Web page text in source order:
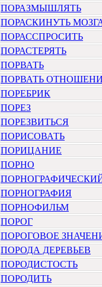
ПОРАЗМЫШЛЯТЬ
ПОРАСКИНУТЬ
ПОРАССПРОСИТЬ
ПОРАСТЕРЯТЬ
ПОРВАТЬ
ПОРВАТЬ
ПОРЕБРИК
ПОРЕЗ
ПОРЕЗВИТЬСЯ
ПОРИСОВАТЬ
ПОРИЦАНИЕ
ПОРНО
ПОРНОГРАФИЯ
ПОРНОФИЛЬМ
ПОРОГ
ПОРОГОВОЕ
ПОРОДА ДЕРЕВЬЕВ
ПОРОДИСТОСТЬ
ПОРОДИТЬ